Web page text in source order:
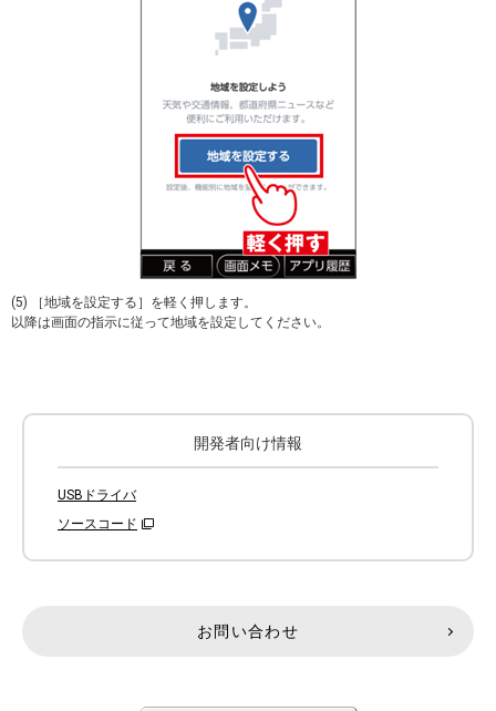
(5) ［地域を設定する］を軽く押します。
以降は画面の指示に従って地域を設定してください。
開発者向け情報
USBドライバ
ソースコード
お問い合わせ